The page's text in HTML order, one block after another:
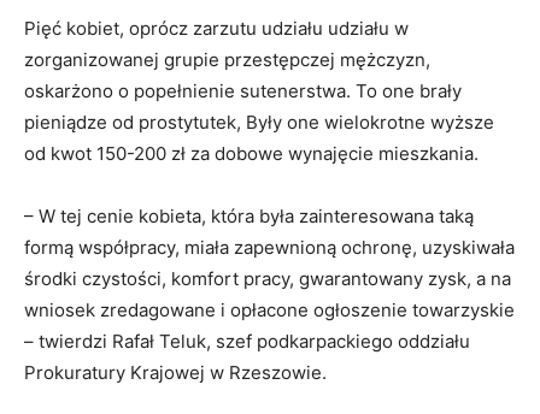
Pięć kobiet, oprócz zarzutu udziału udziału w
zorganizowanej grupie przestępczej mężczyzn,
oskarżono o popełnienie sutenerstwa. To one brały
pieniądze od prostytutek, Były one wielokrotne wyższe
od kwot 150-200 zł za dobowe wynajęcie mieszkania.
– W tej cenie kobieta, która była zainteresowana taką
formą współpracy, miała zapewnioną ochronę, uzyskiwała
środki czystości, komfort pracy, gwarantowany zysk, a na
wniosek zredagowane i opłacone ogłoszenie towarzyskie
– twierdzi Rafał Teluk, szef podkarpackiego oddziału
Prokuratury Krajowej w Rzeszowie.